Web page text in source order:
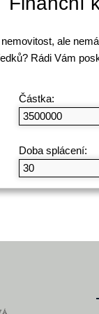
ale
Rádi Vám
Částka:
Doba splácení: